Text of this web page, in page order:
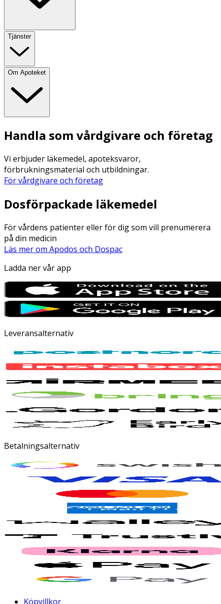
Tjänster
Om Apoteket
Handla som vårdgivare och företag
Vi erbjuder läkemedel, apoteksvaror,
förbrukningsmaterial och utbildningar.
För vårdgivare och företag
Dosförpackade läkemedel
För vårdens patienter eller för dig som vill prenumerera
på din medicin
Läs mer om Apodos och Dospac
Ladda ner vår app
Leveransalternativ
Betalningsalternativ
Köpvillkor